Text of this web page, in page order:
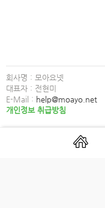
회사명 : 모아요넷
대표자 : 전현미
E-Mail : help@moayo.net
개인정보 취급방침